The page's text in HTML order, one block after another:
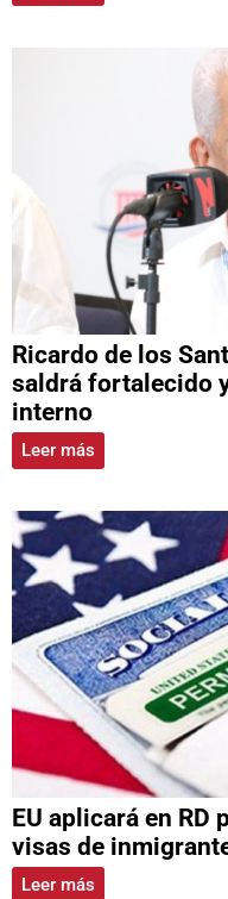
Ricardo de los
saldrá fortalecido
interno
Leer más
EU aplicará en RD
visas de
Leer más